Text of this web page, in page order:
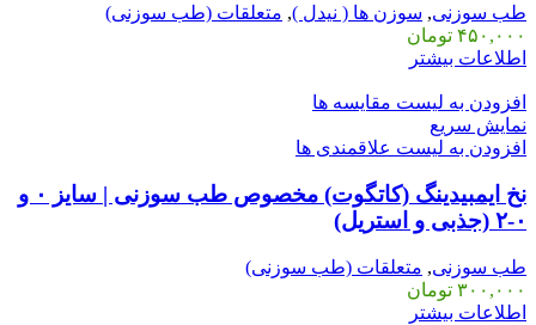
طب سوزنی, سوزن ها ( نیدل ), متعلقات (طب سوزنی)
۴۵۰,۰۰۰ تومان
اطلاعات بیشتر
افزودن به لیست مقایسه ها
نمایش سریع
افزودن به لیست علاقمندی ها
نخ ایمبیدینگ (کاتگوت) مخصوص طب سوزنی | سایز ۰ و
۰-۲ (جذبی و استریل)
طب سوزنی, متعلقات (طب سوزنی)
۳۰۰,۰۰۰ تومان
اطلاعات بیشتر